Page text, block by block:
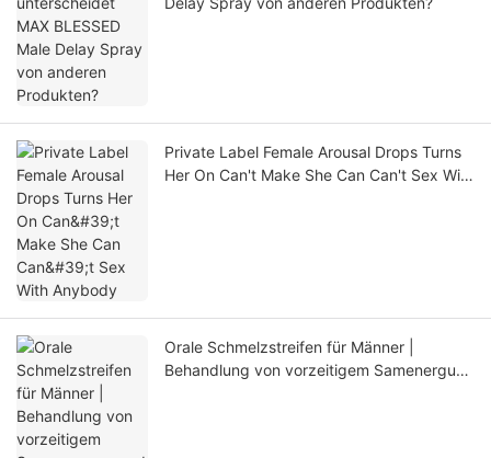
Private Label Female Arousal Drops Turns
Her On Can't Make She Can Can't Sex With
Orale Schmelzstreifen für Männer |
Behandlung von vorzeitigem Samenerguss